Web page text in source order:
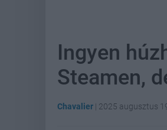
Ingyen
Steamen,
Chavalier | 2025 augusztus